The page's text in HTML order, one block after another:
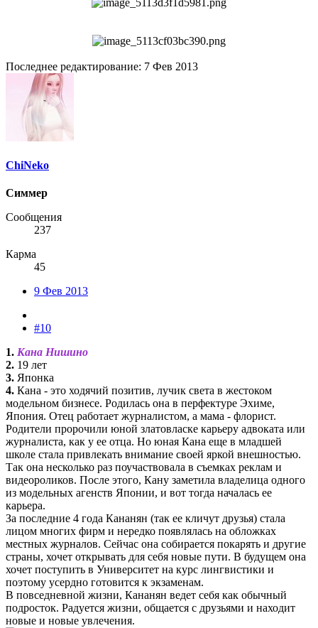
Последнее редактирование: 7 Фев 2013
ChiNeko
Симмер
Сообщения
237
Карма
45
9 Фев 2013
#10
1. Кана Нишино
2. 19 лет
3. Японка
4. Кана - это ходячий позитив, лучик света в жестоком
модельном бизнесе. Родилась она в перфектуре Эхиме,
Япония. Отец работает журналистом, а мама - флорист.
Родители пророчили юной златовласке карьеру адвоката или
журналиста, как у ее отца. Но юная Кана еще в младшей
школе стала привлекать внимание своей яркой внешностью.
Так она несколько раз поучаствовала в съемках реклам и
видеороликов. После этого, Кану заметила владелица одного
из модельных агенств Японии, и вот тогда началась ее
карьера.
За последние 4 года Кананян (так ее кличут друзья) стала
лицом многих фирм и нередко появлялась на обложках
местных журналов. Сейчас она собирается покарять и другие
страны, хочет открывать для себя новые пути. В будущем она
хочет поступить в Университет на курс лингвистики и
поэтому усердно готовится к экзаменам.
В повседневной жизни, Кананян ведет себя как обычный
подросток. Радуется жизни, общается с друзьями и находит
новые и новые увлечения.